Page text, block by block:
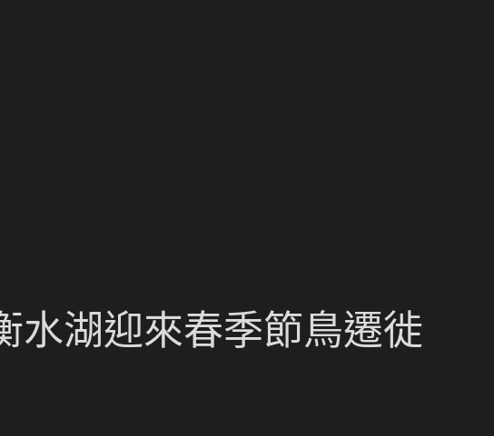
水湖迎來春季節鳥遷徙